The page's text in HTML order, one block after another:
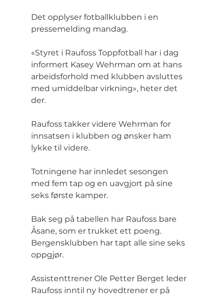
Det opplyser fotballklubben i en
pressemelding mandag.
«Styret i Raufoss Toppfotball har i dag
informert Kasey Wehrman om at hans
arbeidsforhold med klubben avsluttes
med umiddelbar virkning», heter det
der.
Raufoss takker videre Wehrman for
innsatsen i klubben og ønsker ham
lykke til videre.
Totningene har innledet sesongen
med fem tap og en uavgjort på sine
seks første kamper.
Bak seg på tabellen har Raufoss bare
Åsane, som er trukket ett poeng.
Bergensklubben har tapt alle sine seks
oppgjør.
Assistenttrener Ole Petter Berget leder
Raufoss inntil ny hovedtrener er på